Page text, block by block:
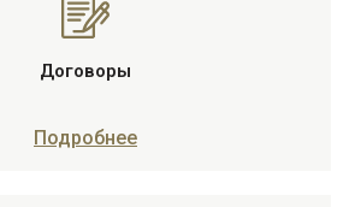
Договоры
Подробнее